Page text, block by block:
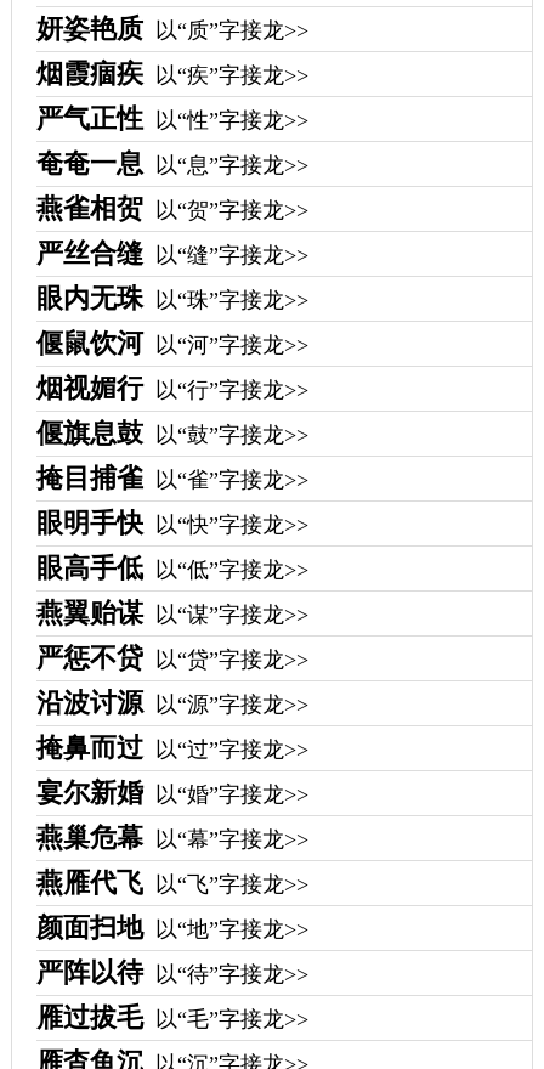
妍姿艳质 以“质”字接龙>>
烟霞痼疾 以“疾”字接龙>>
严气正性 以“性”字接龙>>
奄奄一息 以“息”字接龙>>
燕雀相贺 以“贺”字接龙>>
严丝合缝 以“缝”字接龙>>
眼内无珠 以“珠”字接龙>>
偃鼠饮河 以“河”字接龙>>
烟视媚行 以“行”字接龙>>
偃旗息鼓 以“鼓”字接龙>>
掩目捕雀 以“雀”字接龙>>
眼明手快 以“快”字接龙>>
眼高手低 以“低”字接龙>>
燕翼贻谋 以“谋”字接龙>>
严惩不贷 以“贷”字接龙>>
沿波讨源 以“源”字接龙>>
掩鼻而过 以“过”字接龙>>
宴尔新婚 以“婚”字接龙>>
燕巢危幕 以“幕”字接龙>>
燕雁代飞 以“飞”字接龙>>
颜面扫地 以“地”字接龙>>
严阵以待 以“待”字接龙>>
雁过拔毛 以“毛”字接龙>>
雁杳鱼沉 以“沉”字接龙>>